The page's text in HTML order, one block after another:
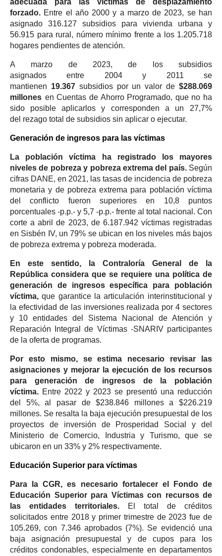
adecuada para las víctimas de desplazamiento
forzado. Entre el año 2000 y a marzo de 2023, se han
asignado 316.127 subsidios para vivienda urbana y
56.915 para rural, número mínimo frente a los 1.205.718
hogares pendientes de atención.
A marzo de 2023, de lossubsidios
asignadosentre 2004y 2011 se
mantienen 19.367 subsidios por un valor de$288.069
millones enCuentas de Ahorro Programado, que no ha
sido posible aplicarlos y corresponden a un
27,7%
de rezago total de subsidios sin aplicar o ejecutar.
Generación de ingresos para las víctimas
La población víctima ha registrado los mayores
niveles de pobreza y pobreza extrema del país. Según
cifras DANE, en 2021, las tasas de incidencia de pobreza
monetaria y de pobreza extrema para población víctima
del conflicto fueron superiores en 10,8 puntos
porcentuales -p.p.- y 5,7 -p.p.- frente al total nacional. Con
corte a abril de 2023, de 6.187.942 víctimas registradas
en Sisbén IV, un 79% se ubican en los niveles más bajos
de pobreza extrema y pobreza moderada.
En este sentido, la Contraloría General de la
República considera que se requiere una política de
generación de ingresos específica para población
víctima, que garantice la articulación interinstitucional y
la efectividad de las inversiones realizada por 4 sectores
y 10 entidades del Sistema Nacional de Atención y
Reparación Integral de Víctimas -SNARIV participantes
de la oferta de programas.
Por esto mismo, se estima necesario revisar las
asignaciones y mejorar la ejecución de los recursos
para generación de ingresos de la población
víctima. Entre 2022 y 2023 se presentó una reducción
del 5%, al pasar de $238.846 millones a $226.219
millones. Se resalta la baja ejecución presupuestal de los
proyectos de inversión de Prosperidad Social y del
Ministerio de Comercio, Industria y Turismo, que se
ubicaron en un 33% y 2% respectivamente.
Educación Superior para víctimas
Para la CGR, es necesario fortalecer el Fondo de
Educación Superior para Víctimas con recursos de
las entidades territoriales.
El total de créditos
solicitados entre 2018 y primer trimestre de 2023 fue de
105.269, con 7.346 aprobados (7%). Se evidenció una
baja asignación presupuestal y de cupos para los
créditos condonables, especialmente en departamentos